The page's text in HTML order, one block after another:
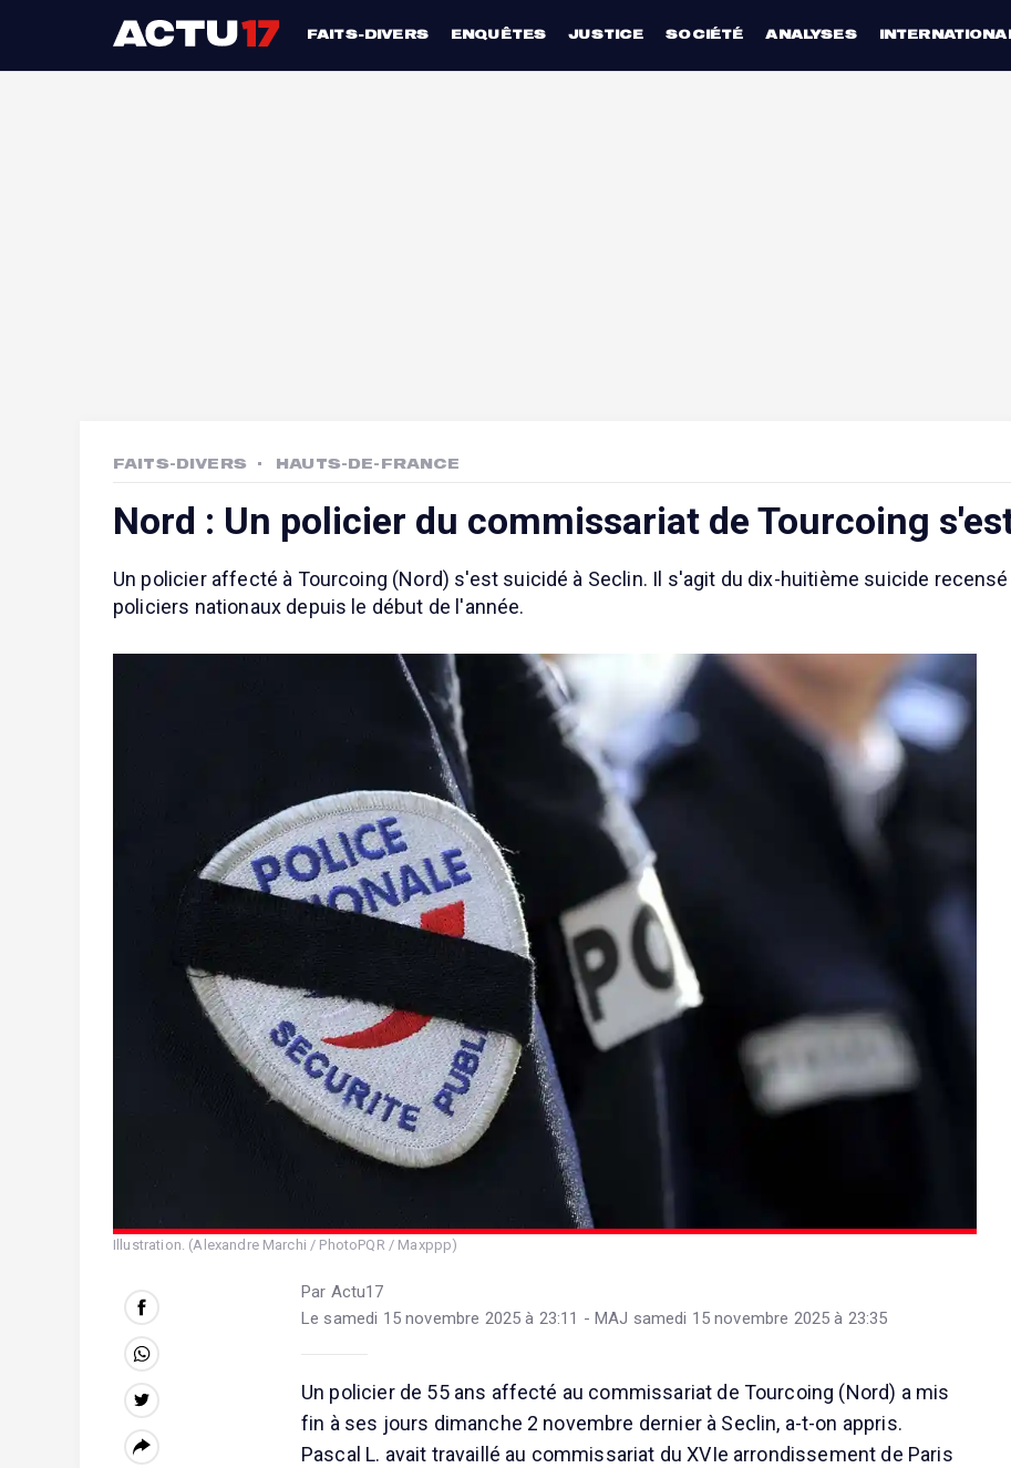
FAITS-DIVERS ENQUÊTES JUSTICE SOCIÉTÉ ANALYSES
FAITS-DIVERS HAUTS-DE-FRANCE
Nord : Un policier du commissariat de Tourcoing
Un policier affecté à Tourcoing (Nord) s'est suicidé à Seclin. Il s'agit du dix-huitième suicide
policiers nationaux depuis le début de l'année.
Illustration. (Alexandre Marchi / PhotoPQR / Maxppp)
Par Actu17
Le samedi 15 novembre 2025 à 23:11 - MAJ samedi 15 novembre 2025 à 23:35
Un policier de 55 ans affecté au commissariat de Tourcoing (Nord) a mis
fin à ses jours dimanche 2 novembre dernier à Seclin, a-t-on appris.
Pascal L. avait travaillé au commissariat du XVIe arrondissement de Paris